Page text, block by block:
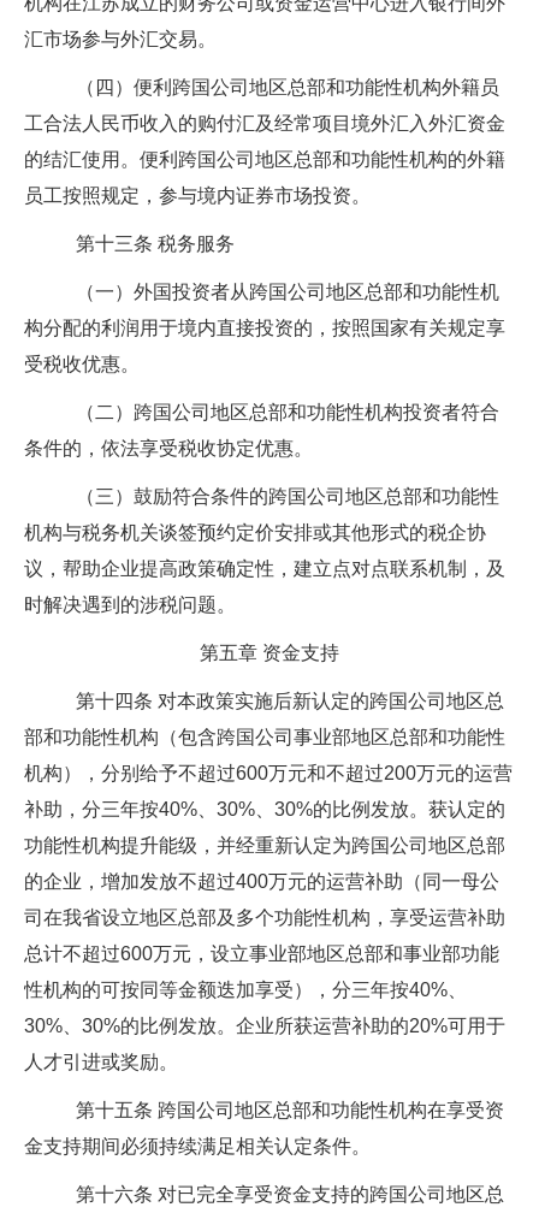
汇市场参与外汇交易。
（四）便利跨国公司地区总部和功能性机构外籍员
工合法人民币收入的购付汇及经常项目境外汇入外汇资金
的结汇使用。便利跨国公司地区总部和功能性机构的外籍
员工按照规定，参与境内证券市场投资。
第十三条 税务服务
（一）外国投资者从跨国公司地区总部和功能性机
构分配的利润用于境内直接投资的，按照国家有关规定享
受税收优惠。
（二）跨国公司地区总部和功能性机构投资者符合
条件的，依法享受税收协定优惠。
（三）鼓励符合条件的跨国公司地区总部和功能性
机构与税务机关谈签预约定价安排或其他形式的税企协
议，帮助企业提高政策确定性，建立点对点联系机制，及
时解决遇到的涉税问题。
第五章 资金支持
第十四条 对本政策实施后新认定的跨国公司地区总
部和功能性机构（包含跨国公司事业部地区总部和功能性
机构），分别给予不超过600万元和不超过200万元的运营
补助，分三年按40% 30% 30%的比例发放。获认定的
功能性机构提升能级，并经重新认定为跨国公司地区总部
的企业，增加发放不超过400万元的运营补助（同一母公
司在我省设立地区总部及多个功能性机构，享受运营补助
总计不超过600万元，设立事业部地区总部和事业部功能
性机构的可按同等金额迭加享受），分三年按40%
30%
30%的比例发放。企业所获运营补助的20%可用于
人才引进或奖励。
第十五条 跨国公司地区总部和功能性机构在享受资
金支持期间必须持续满足相关认定条件。
第十六条 对已完全享受资金支持的跨国公司地区总